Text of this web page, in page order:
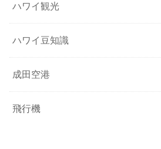
ハワイ観光
ハワイ豆知識
成田空港
飛行機